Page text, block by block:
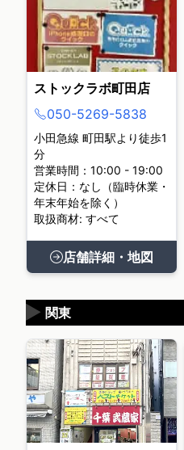
ストックラボ町田店
050-5269-5838
小田急線 町田駅より徒歩1
分
営業時間：10:00 - 19:00
定休日：なし（臨時休業・
年末年始を除く）
取扱商材: すべて
店舗詳細・地図
関東
▶